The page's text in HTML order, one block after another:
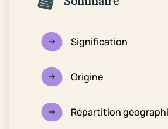
Signification
Origine
Répartition